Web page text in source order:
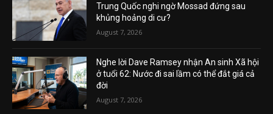
Trung Quốc nghi ngờ Mossad đứng sau
khủng hoảng di cư?
August 7, 2026
Nghe lời Dave Ramsey nhận An sinh Xã hội
ở tuổi 62: Nước đi sai lầm có thể đắt giá cả
đời
August 7, 2026